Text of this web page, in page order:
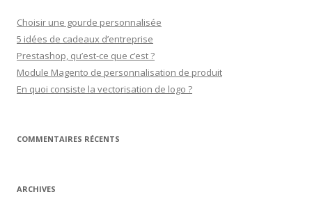
Choisir une gourde personnalisée
5 idées de cadeaux d’entreprise
Prestashop, qu’est-ce que c’est ?
Module Magento de personnalisation de produit
En quoi consiste la vectorisation de logo ?
COMMENTAIRES RÉCENTS
ARCHIVES